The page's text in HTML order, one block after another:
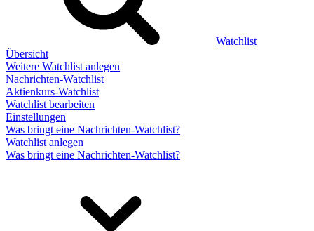
Watchlist
Übersicht
Weitere Watchlist anlegen
Nachrichten-Watchlist
Aktienkurs-Watchlist
Watchlist bearbeiten
Einstellungen
Was bringt eine Nachrichten-Watchlist?
Watchlist anlegen
Was bringt eine Nachrichten-Watchlist?